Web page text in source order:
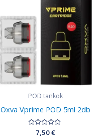
POD tankok
Oxva Vprime POD 5ml 2db
Értékelés:
7,50€